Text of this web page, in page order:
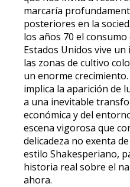
marcaría
posteriores en la
los años 70 el
Estados Unidos vive
las zonas de cultivo
un enorme
implica la aparición de
a una inevitable
económica y del
escena vigorosa que
delicadeza no exenta
estilo Shakesperiano,
historia real sobre el
ahora.